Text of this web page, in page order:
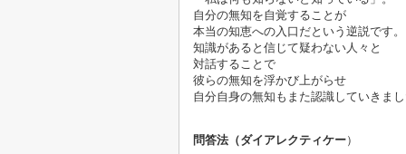
自分の無知を自覚することが
本当の知恵への入口だという逆説です。
知識があると信じて疑わない人々と
対話することで
彼らの無知を浮かび上がらせ
自分自身の無知もまた認識していきまし
問答法（ダイアレクティケー）